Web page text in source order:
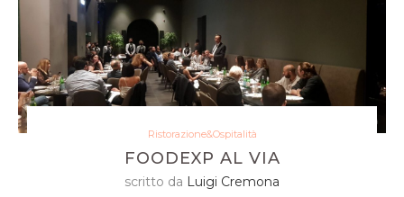
Ristorazione&Ospitalità
FOODEXP AL VIA
scritto da Luigi Cremona